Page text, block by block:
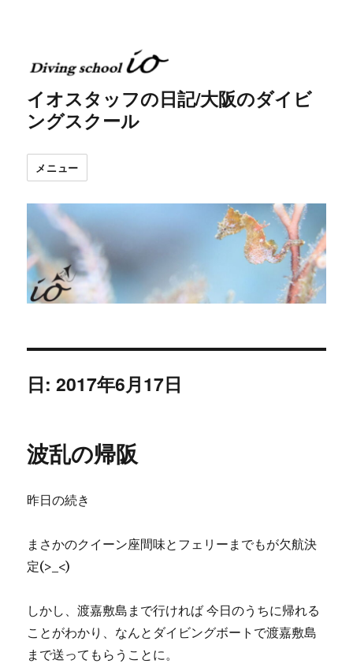
イオスタッフの日記/大阪のダイビ
ングスクール
メニュー
日:2017年6月17日
波乱の帰阪
昨日の続き
まさかのクイーン座間味とフェリーまでもが欠航決
定(>_<)
しかし、渡嘉敷島まで行ければ 今日のうちに帰れる
ことがわかり、なんとダイビングボートで渡嘉敷島
まで送ってもらうことに。